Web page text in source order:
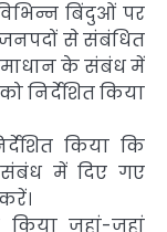
बिंदुओं पर
जनपदों से संबंधित
के संबंध में
निर्देशित किया
किया कि
में दिए गए
जहां-जहां